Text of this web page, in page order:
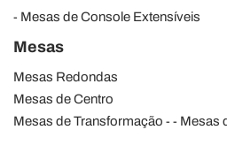
Mesas de Console Extensíveis
Mesas
Mesas Redondas
Mesas de Centro
Mesas de Transformação
Mesas